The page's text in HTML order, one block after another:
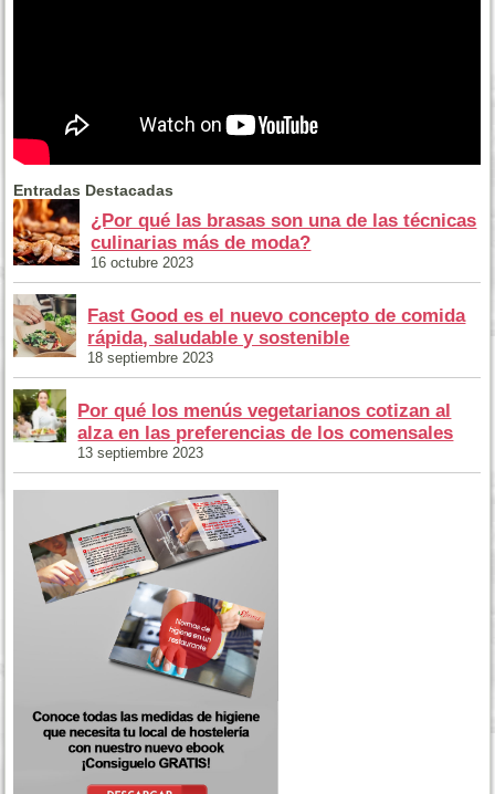
Entradas Destacadas
¿Por qué las brasas son una de las técnicas
culinarias más de moda?
16 octubre 2023
Fast Good es el nuevo concepto de comida
rápida, saludable y sostenible
18 septiembre 2023
Por qué los menús vegetarianos cotizan al
alza en las preferencias de los comensales
13 septiembre 2023